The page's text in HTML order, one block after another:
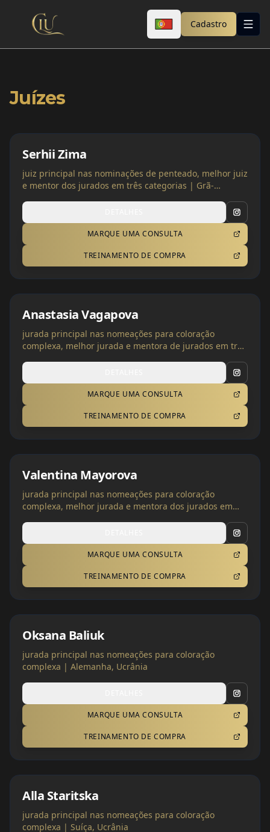
Cadastro
Juízes
Serhii Zima
juiz principal nas nominações de penteado, melhor juiz
e mentor dos jurados em três categorias | Grã-
MARQUE UMA CONSULTA
TREINAMENTO DE COMPRA
Anastasia Vagapova
jurada principal nas nomeações para coloração
complexa, melhor jurada e mentora de jurados em três
MARQUE UMA CONSULTA
TREINAMENTO DE COMPRA
Valentina Mayorova
jurada principal nas nomeações para coloração
complexa, melhor jurada e mentora dos jurados em
MARQUE UMA CONSULTA
TREINAMENTO DE COMPRA
Oksana Baliuk
jurada principal nas nomeações para coloração
complexa | Alemanha, Ucrânia
MARQUE UMA CONSULTA
TREINAMENTO DE COMPRA
Alla Staritska
jurada principal nas nomeações para coloração
complexa | Suíça, Ucrânia